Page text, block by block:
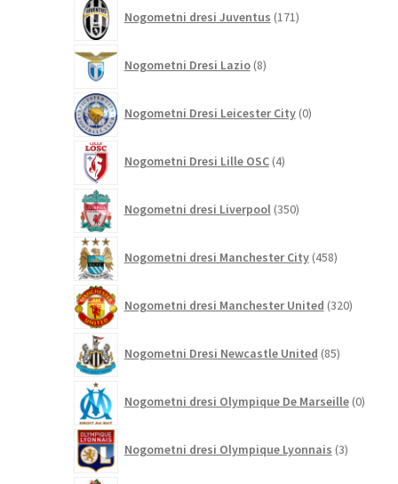
Nogometni dresi Juventus 171izdelkov
Nogometni Dresi Lazio 8izdelkov
Nogometni Dresi Leicester City 0izdelkov
Nogometni Dresi Lille OSC 4izdelki
Nogometni dresi Liverpool 350izdelkov
Nogometni dresi Manchester City 458izdelkov
Nogometni dresi Manchester United 320izdelkov
Nogometni Dresi Newcastle United 85izdelkov
Nogometni dresi Olympique De Marseille 0
Nogometni dresi Olympique Lyonnais 3izdelki